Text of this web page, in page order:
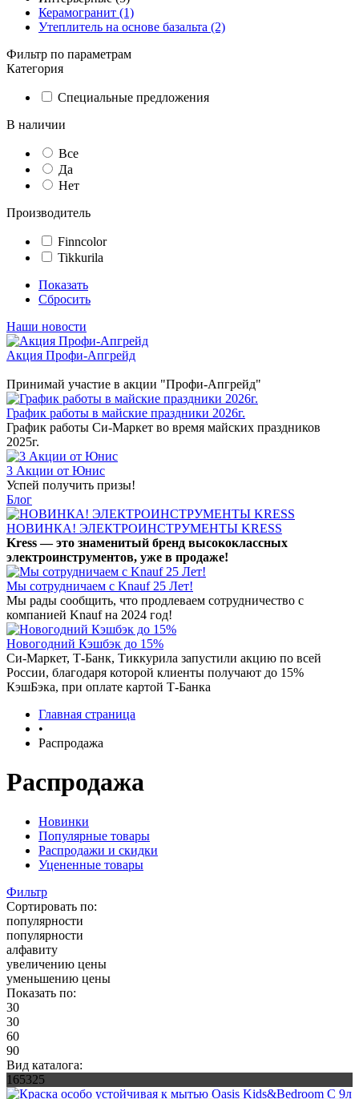
Керамогранит (1)
Утеплитель на основе базальта (2)
Фильтр по параметрам
Категория
Специальные предложения
В наличии
Все
Да
Нет
Производитель
Finncolor
Tikkurila
Показать
Сбросить
Наши новости
Акция Профи-Апгрейд
Принимай участие в акции "Профи-Апгрейд"
График работы в майские праздники 2026г.
График работы Си-Маркет во время майских праздников
2025г.
3 Акции от Юнис
Успей получить призы!
Блог
НОВИНКА! ЭЛЕКТРОИНСТРУМЕНТЫ KRESS
Kress — это знаменитый бренд высококлассных
электроинструментов, уже в продаже!
Мы сотрудничаем с Knauf 25 Лет!
Мы рады сообщить, что продлеваем сотрудничество с
компанией Knauf на 2024 год!
Новогодний Кэшбэк до 15%
Си-Маркет, Т-Банк, Тиккурила запустили акцию по всей
России, благодаря которой клиенты получают до 15%
КэшБэка, при оплате картой Т-Банка
Главная страница
•
Распродажа
Распродажа
Новинки
Популярные товары
Распродажи и скидки
Уцененные товары
Фильтр
Сортировать по:
популярности
популярности
алфавиту
увеличению цены
уменьшению цены
Показать по:
30
30
60
90
Вид каталога:
165325